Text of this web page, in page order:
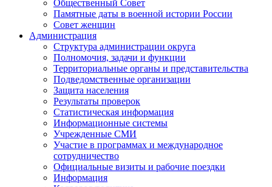
Общественный Совет
Памятные даты в военной истории России
Совет женщин
Администрация
Структура администрации округа
Полномочия, задачи и функции
Территориальные органы и представительства
Подведомственные организации
Защита населения
Результаты проверок
Статистическая информация
Информационные системы
Учрежденные СМИ
Участие в программах и международное
сотрудничество
Официальные визиты и рабочие поездки
Информация